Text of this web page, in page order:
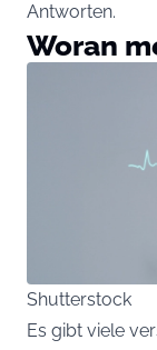
Antworten.
Woran
Shutterstock
Es gibt viele